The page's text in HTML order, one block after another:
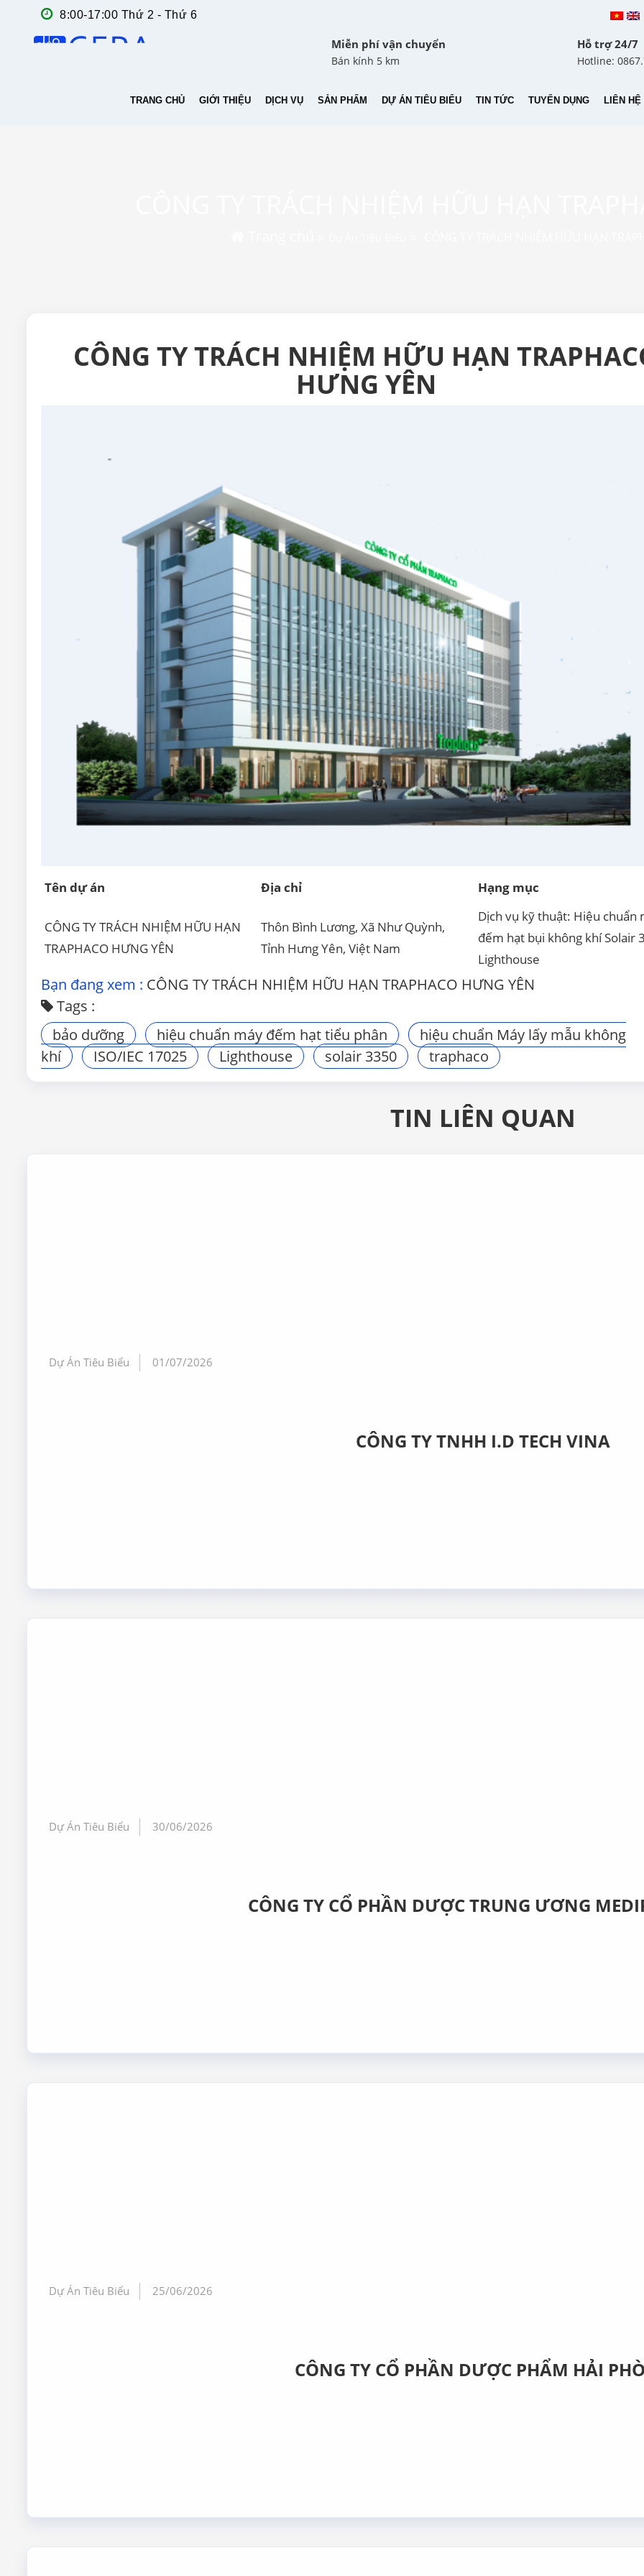
8:00-17:00 Thứ 2 - Thứ 6
Miễn phí vận chuyển
Bán kính 5 km
Hỗ trợ 24/7
Hotline:
TRANG CHỦ GIỚI THIỆU DỊCH VỤ SẢN PHẨM DỰ ÁN TIÊU BIỂU TIN TỨC TUYỂN DỤNG LIÊN HỆ
CÔNG TY TRÁCH NHIỆM HỮU HẠN
HƯNG YÊN
Tên dự án Địa chỉ Hạng mục
CÔNG TY TRÁCH NHIỆM HỮU HẠN
TRAPHACO HƯNG YÊN
Thôn Bình Lương, Xã Như Quỳnh,
Tỉnh Hưng Yên, Việt Nam
Dịch vụ kỹ thuật: Hiệu chuẩn
đếm hạt bụi không khí Solair
Lighthouse
Bạn đang xem : CÔNG TY TRÁCH NHIỆM HỮU HẠN TRAPHACO HƯNG YÊN
Tags :
bảo dưỡng
hiệu chuẩn máy đếm hạt tiểu phân
hiệu chuẩn Máy lấy mẫu không
khí
ISO/IEC 17025 Lighthouse solair 3350 traphaco
TIN LIÊN QUAN
Dự Án Tiêu Biểu 01/07/2026
CÔNG TY TNHH I.D TECH VINA
Dự Án Tiêu Biểu 30/06/2026
CÔNG TY CỔ PHẦN DƯỢC TRUNG ƯƠNG
Dự Án Tiêu Biểu 25/06/2026
CÔNG TY CỔ PHẦN DƯỢC PHẨM HẢI